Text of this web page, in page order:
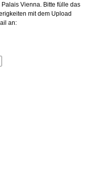
Vienna. Bitte fülle das
mit dem Upload
an: